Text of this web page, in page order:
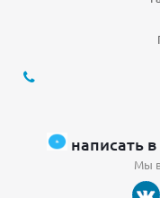
написать
Мы